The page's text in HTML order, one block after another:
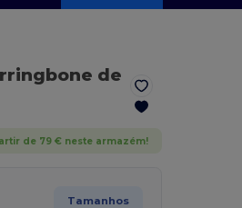
de
de 79 € neste armazém!
Tamanhos